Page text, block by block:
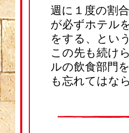
週に１度の割
が必ずホテル
をする、とい
この先も続け
ルの飲食部門
も忘れてはな